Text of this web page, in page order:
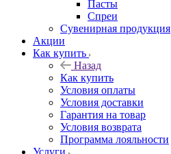
Пасты
Спреи
Сувенирная продукция
Акции
Как купить
Назад
Как купить
Условия оплаты
Условия доставки
Гарантия на товар
Условия возврата
Программа лояльности
Услуги